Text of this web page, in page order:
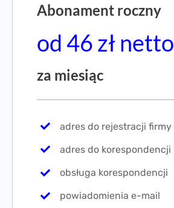
Abonament roczny
od 46 zł netto
za miesiąc
adres do rejestracji firmy
adres do korespondencji
obsługa korespondencji
powiadomienia e-mail